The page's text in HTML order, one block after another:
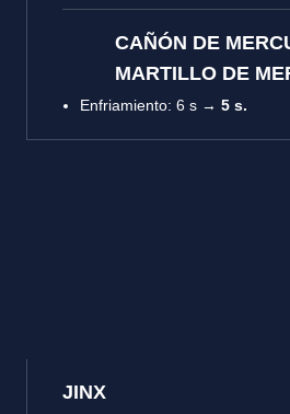
CAÑÓN DE
MARTILLO DE
Enfriamiento: 6 s → 5 s.
JINX